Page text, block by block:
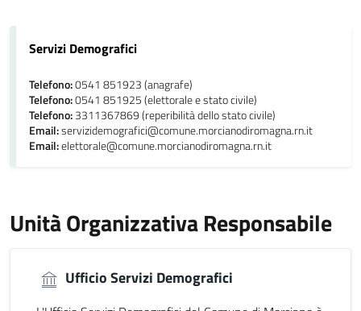
Servizi Demografici
Telefono:0541 851923 (anagrafe)
Telefono:0541 851925 (elettorale e stato civile)
Telefono:3311367869 (reperibilità dello stato civile)
Email:servizidemografici@comune.morcianodiromagna.rn.it
Email:elettorale@comune.morcianodiromagna.rn.it
Unità Organizzativa Responsabile
Ufficio Servizi Demografici